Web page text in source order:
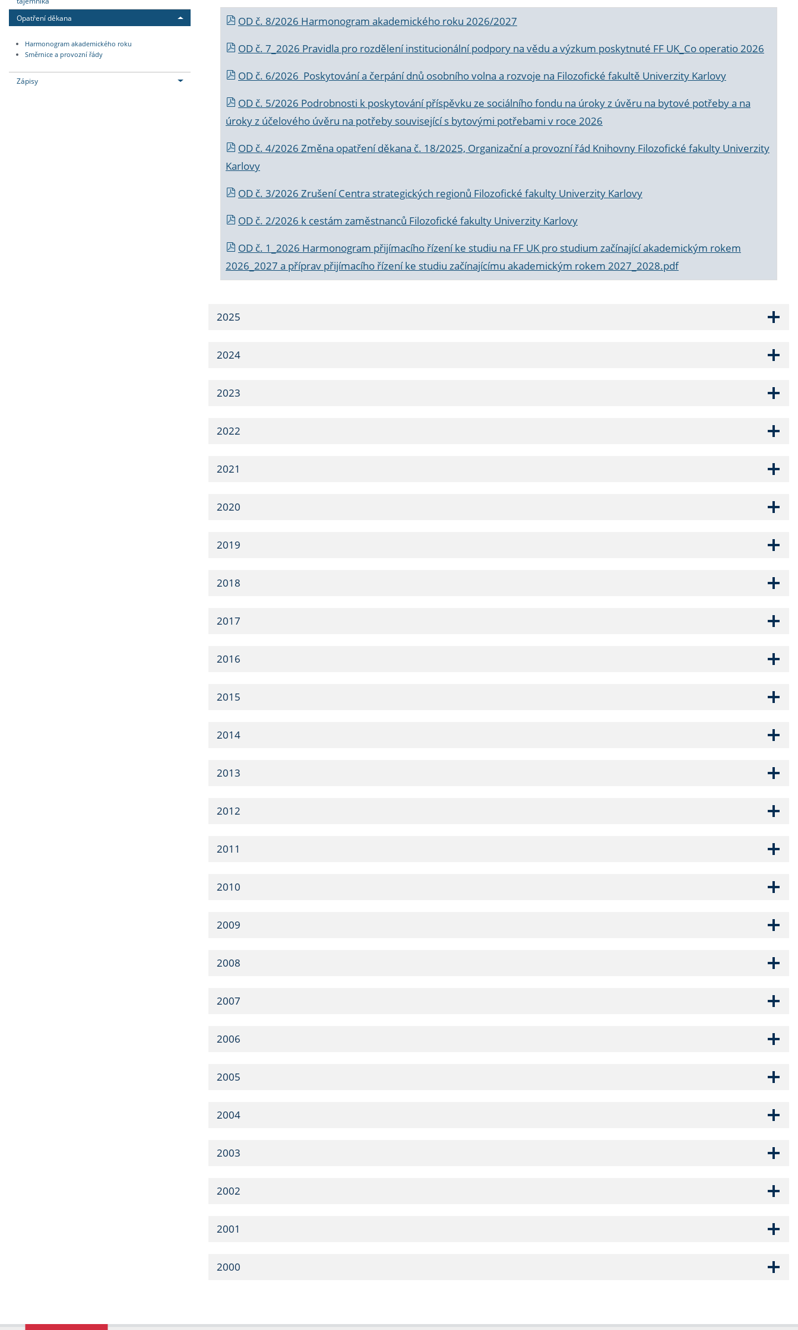
Opatření děkana
Harmonogram akademického roku
Směrnice a provozní řády
Zápisy
OD č. 8/2026 Harmonogram akademického roku 2026/2027
OD č. 7_2026 Pravidla pro rozdělení institucionální podpory na vědu a výzkum poskytnuté FF UK_Co operatio 2026
OD č. 6/2026 Poskytování a čerpání dnů osobního volna a rozvoje na Filozofické fakultě Univerzity Karlovy
OD č. 5/2026 Podrobnosti k poskytování příspěvku ze sociálního fondu na úroky z úvěru na bytové potřeby a na
úroky z účelového úvěru na potřeby související s bytovými potřebami v roce 2026
OD č. 4/2026 Změna opatření děkana č. 18/2025, Organizační a provozní řád Knihovny Filozofické fakulty Univerzity
Karlovy
OD č. 3/2026 Zrušení Centra strategických regionů Filozofické fakulty Univerzity Karlovy
OD č. 2/2026 k cestám zaměstnanců Filozofické fakulty Univerzity Karlovy
OD č. 1_2026 Harmonogram přijímacího řízení ke studiu na FF UK pro studium začínající akademickým rokem
2026_2027 a příprav přijímacího řízení ke studiu začínajícímu akademickým rokem 2027_2028.pdf
2025
2024
2023
2022
2021
2020
2019
2018
2017
2016
2015
2014
2013
2012
2011
2010
2009
2008
2007
2006
2005
2004
2003
2002
2001
2000